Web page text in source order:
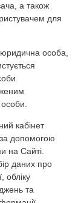
а також
для
особа,
кабінет
за допомогою
на Сайті.
даних про
обліку
та